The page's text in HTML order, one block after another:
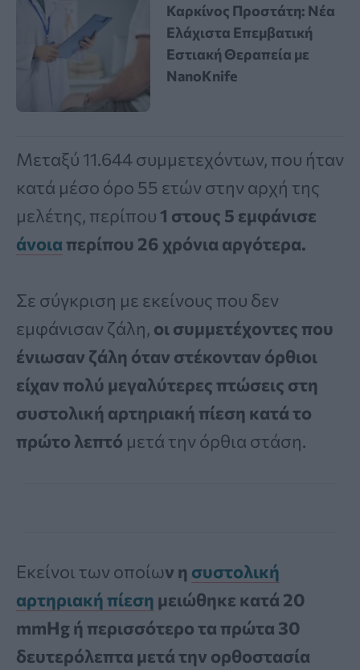
Καρκίνος Προστάτη: Νέα
Ελάχιστα Επεμβατική
Εστιακή Θεραπεία με
NanoKnife
Μεταξύ 11.644 συμμετεχόντων, που ήταν
κατά μέσο όρο 55 ετών στην αρχή της
μελέτης, περίπου 1 στους 5 εμφάνισε
άνοια περίπου 26 χρόνια αργότερα.
Σε σύγκριση με εκείνους που δεν
εμφάνισαν ζάλη, οι συμμετέχοντες που
ένιωσαν ζάλη όταν στέκονταν όρθιοι
είχαν πολύ μεγαλύτερες πτώσεις στη
συστολική αρτηριακή πίεση κατά το
πρώτο λεπτό μετά την όρθια στάση.
Εκείνοι των οποίων η συστολική
αρτηριακή πίεση μειώθηκε κατά 20
mmHg ή περισσότερο τα πρώτα 30
δευτερόλεπτα μετά την ορθοστασία